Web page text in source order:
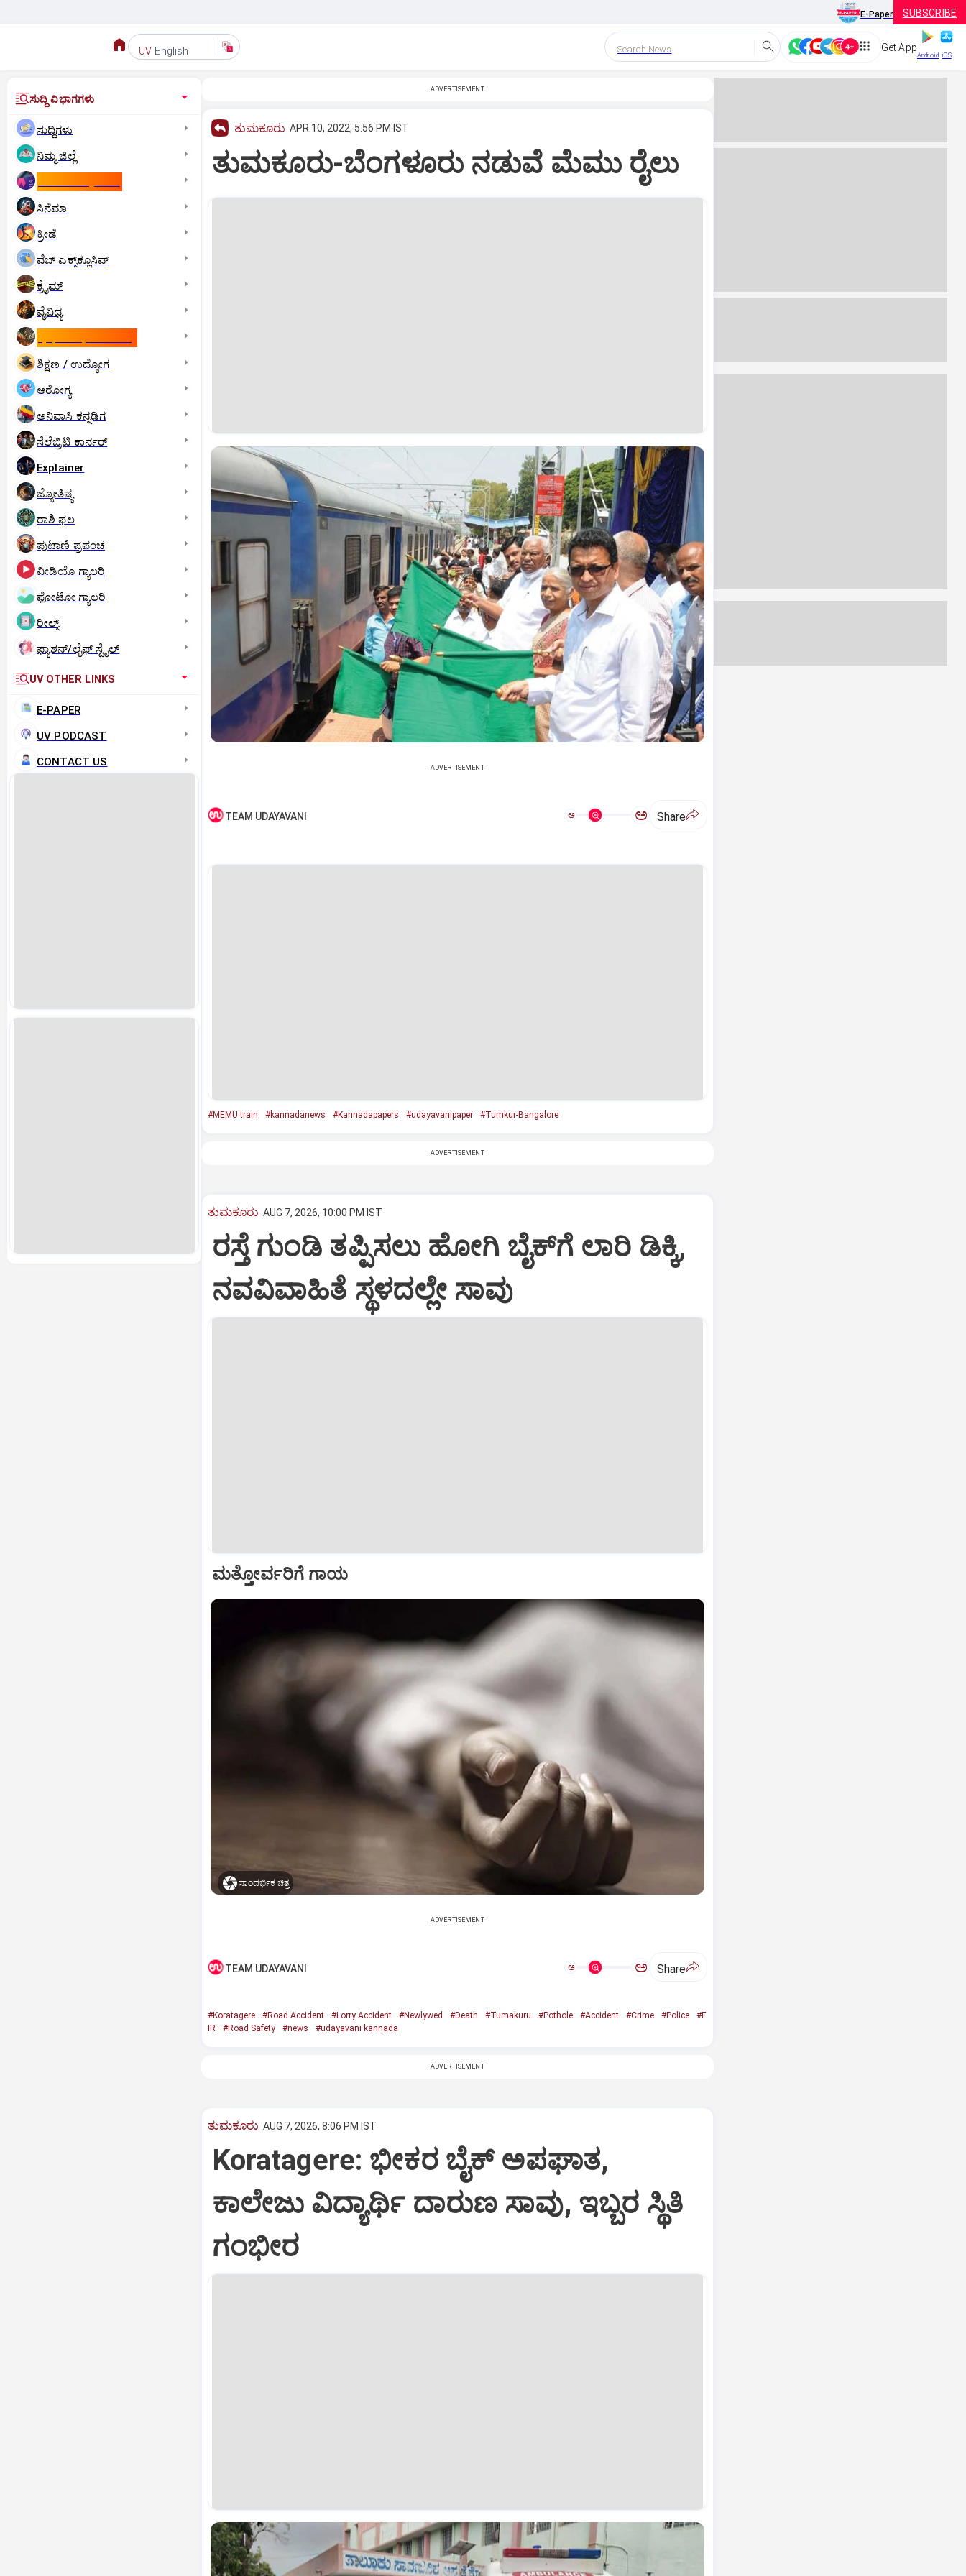
E-Paper SUBSCRIBE
UV English Search News Get App
Android iOS
ಸುದ್ದಿ ವಿಭಾಗಗಳು
ಸುದ್ದಿಗಳು
ನಿಮ್ಮ ಜಿಲ್ಲೆ
ಸಿನೆಮಾ
ಕ್ರೀಡೆ
ವೆಬ್ ಎಕ್ಸ್‌ಕ್ಲೂಸಿವ್
ಕ್ರೈಮ್
ವೈವಿಧ್ಯ
ಶಿಕ್ಷಣ / ಉದ್ಯೋಗ
ಆರೋಗ್ಯ
ಅನಿವಾಸಿ ಕನ್ನಡಿಗ
ಸೆಲೆಬ್ರಿಟಿ ಕಾರ್ನರ್‌
Explainer
ಜ್ಯೋತಿಷ್ಯ
ರಾಶಿ ಫಲ
ಪುಟಾಣಿ ಪ್ರಪಂಚ
ವೀಡಿಯೊ ಗ್ಯಾಲರಿ
ಫೋಟೋ ಗ್ಯಾಲರಿ
ರೀಲ್ಸ್
ಫ್ಯಾಶನ್/ಲೈಫ್‌ ಸ್ಟೈಲ್
UV OTHER LINKS
E-PAPER
UV PODCAST
CONTACT US
ADVERTISEMENT
ತುಮಕೂರು APR 10, 2022, 5:56 PM IST
ತುಮಕೂರು-ಬೆಂಗಳೂರು ನಡುವೆ ಮೆಮು ರೈಲು
ADVERTISEMENT
TEAM UDAYAVANI ಅ ಅ Share
#MEMU train #kannadanews #Kannadapapers #udayavanipaper #Tumkur-Bangalore
ADVERTISEMENT
ತುಮಕೂರು AUG 7, 2026, 10:00 PM IST
ರಸ್ತೆ ಗುಂಡಿ ತಪ್ಪಿಸಲು ಹೋಗಿ ಬೈಕ್‌ಗೆ ಲಾರಿ ಡಿಕ್ಕಿ,
ನವವಿವಾಹಿತೆ ಸ್ಥಳದಲ್ಲೇ ಸಾವು
ಮತ್ತೋರ್ವರಿಗೆ ಗಾಯ
ಸಾಂದರ್ಭಿಕ ಚಿತ್ರ
ADVERTISEMENT
TEAM UDAYAVANI ಅ ಅ Share
#Koratagere #Road Accident #Lorry Accident #Newlywed #Death #Tumakuru #Pothole #Accident #Crime #Police
#F
IR
#Road Safety #news #udayavani kannada
ADVERTISEMENT
ತುಮಕೂರು AUG 7, 2026, 8:06 PM IST
Koratagere: ಭೀಕರ ಬೈಕ್ ಅಪಘಾತ,
ಕಾಲೇಜು ವಿದ್ಯಾರ್ಥಿ ದಾರುಣ ಸಾವು, ಇಬ್ಬರ ಸ್ಥಿತಿ
ಗಂಭೀರ